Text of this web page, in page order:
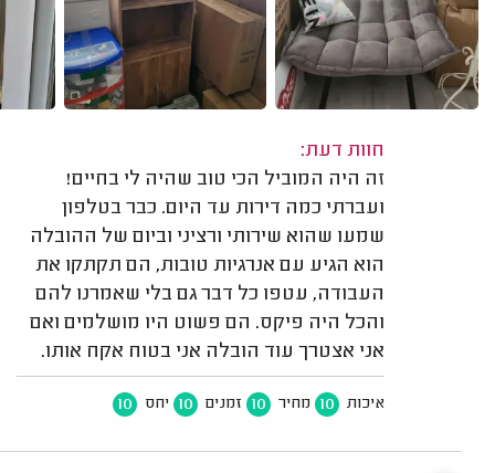
חוות דעת:
זה היה המוביל הכי טוב שהיה לי בחיים!
ועברתי כמה דירות עד היום. כבר בטלפון
שמעו שהוא שירותי ורציני וביום של ההובלה
הוא הגיע עם אנרגיות טובות, הם תקתקו את
העבודה, עטפו כל דבר גם בלי שאמרנו להם
והכל היה פיקס. הם פשוט היו מושלמים ואם
אני אצטרך עוד הובלה אני בטוח אקח אותו.
איכות 10 מחיר 10 זמנים 10 יחס 10